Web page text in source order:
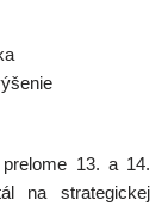
13. a 14.
na strategickej